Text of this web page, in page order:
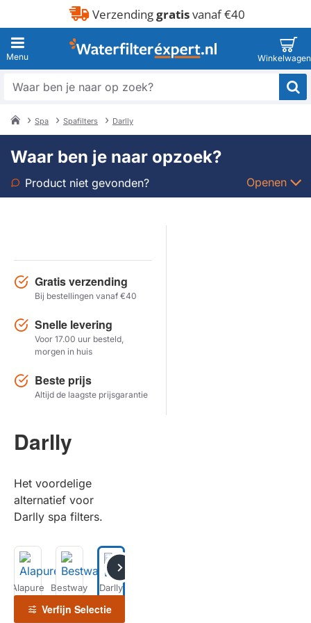
Verzendinggratisvanaf €40
Waar
zoek?
Spa Spafilters Darlly
Waar ben je naar opzoek?
Product niet gevonden? Openen
Model
Herstel zoekopdracht
Gratis verzending
Bij bestellingen vanaf €40
Snelle levering
Voor 17.00 uur besteld,
morgen in huis
Beste prijs
Altijd de laagste prijsgarantie
Darlly
Het voordelige
alternatief voor
Darlly spa filters.
Alapure Bestway Darlly
Verfijn Selectie